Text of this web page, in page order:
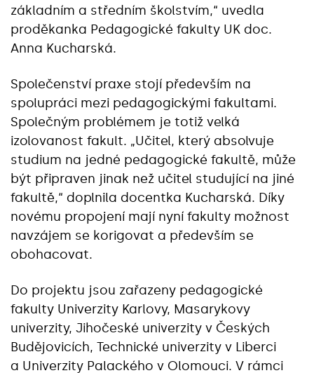
základním a středním školstvím,“ uvedla
proděkanka Pedagogické fakulty UK doc.
Anna Kucharská.
Společenství praxe stojí především na
spolupráci mezi pedagogickými fakultami.
Společným problémem je totiž velká
izolovanost fakult. „Učitel, který absolvuje
studium na jedné pedagogické fakultě, může
být připraven jinak než učitel studující na jiné
fakultě,“ doplnila docentka Kucharská. Díky
novému propojení mají nyní fakulty možnost
navzájem se korigovat a především se
obohacovat.
Do projektu jsou zařazeny pedagogické
fakulty Univerzity Karlovy, Masarykovy
univerzity, Jihočeské univerzity v Českých
Budějovicích, Technické univerzity v Liberci
a Univerzity Palackého v Olomouci. V rámci